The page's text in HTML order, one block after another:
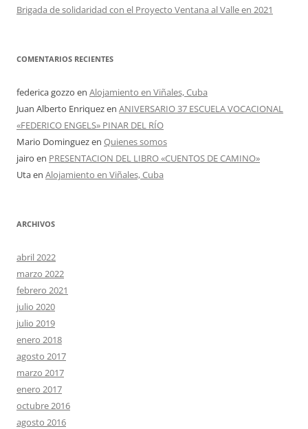
Brigada de solidaridad con el Proyecto Ventana al Valle en 2021
COMENTARIOS RECIENTES
federica gozzo en Alojamiento en Viñales, Cuba
Juan Alberto Enriquezen ANIVERSARIO 37 ESCUELA VOCACIONAL
«FEDERICO ENGELS» PINAR DEL RÍO
Mario Dominguezen Quienes somos
jairo en PRESENTACION DEL LIBRO «CUENTOS DE CAMINO»
Utaen Alojamiento en Viñales, Cuba
ARCHIVOS
abril 2022
marzo 2022
febrero 2021
julio 2020
julio 2019
enero 2018
agosto 2017
marzo 2017
enero 2017
octubre 2016
agosto 2016